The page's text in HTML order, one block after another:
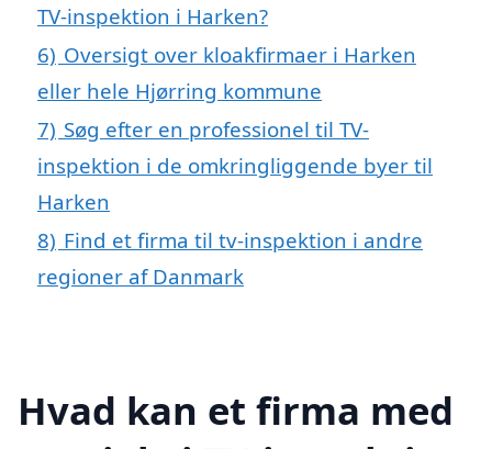
TV-inspektion i Harken?
6) Oversigt over kloakfirmaer i Harken
eller hele Hjørring kommune
7) Søg efter en professionel til TV-
inspektion i de omkringliggende byer til
Harken
8) Find et firma til tv-inspektion i andre
regioner af Danmark
Hvad kan et firma med